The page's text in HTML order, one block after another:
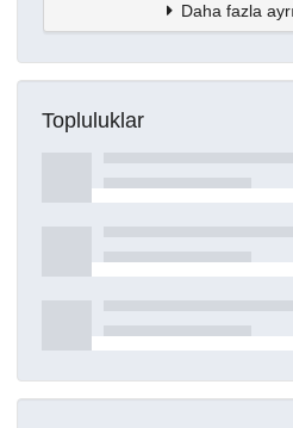
Daha fazla
Topluluklar